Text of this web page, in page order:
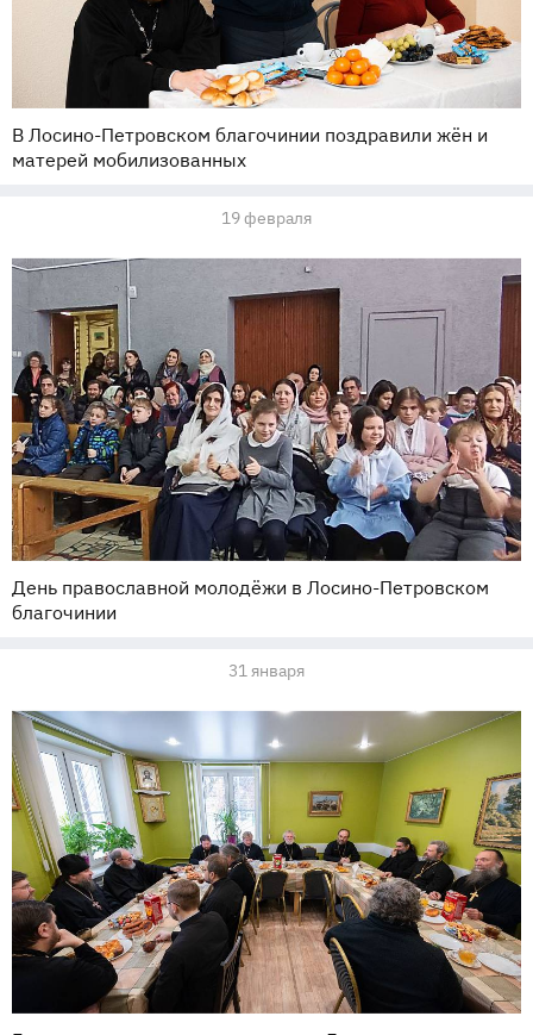
В Лосино-Петровском благочинии поздравили жён и
матерей мобилизованных
19 февраля
День православной молодёжи в Лосино-Петровском
благочинии
31 января